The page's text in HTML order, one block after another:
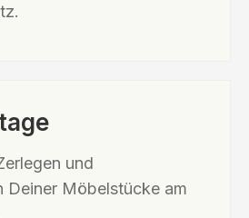
und
Deiner Möbelstücke am